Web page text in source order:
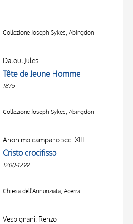
Collezione Joseph Sykes, Abingdon
Dalou, Jules
Tête de Jeune Homme
1875
Collezione Joseph Sykes, Abingdon
Anonimo campano sec. XIII
Cristo crocifisso
1200-1299
Chiesa dell'Annunziata, Acerra
Vespignani, Renzo